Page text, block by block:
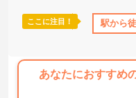
サポート 研修制度あり
ここに注目！ 駅から
あなたにおすすめ